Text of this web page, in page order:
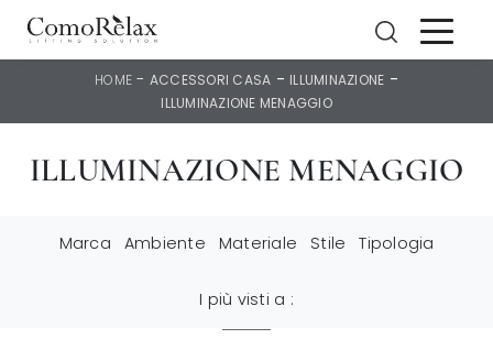
HOME - ACCESSORI CASA - ILLUMINAZIONE -
ILLUMINAZIONE MENAGGIO
ILLUMINAZIONE MENAGGIO
Marca Ambiente Materiale Stile Tipologia
I più visti a :